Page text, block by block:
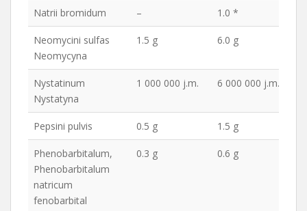
Natrii bromidum – 1.0 *
Neomycini sulfas
Neomycyna
1.5 g 6.0 g
Nystatinum
Nystatyna
1 000 000 j.m. 6 000 000 j.m.
Pepsini pulvis 0.5 g 1.5 g
Phenobarbitalum,
Phenobarbitalum
natricum
fenobarbital
0.3 g 0.6 g